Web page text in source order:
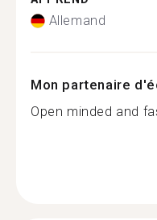
Allemand
Mon partenaire
Open minded and